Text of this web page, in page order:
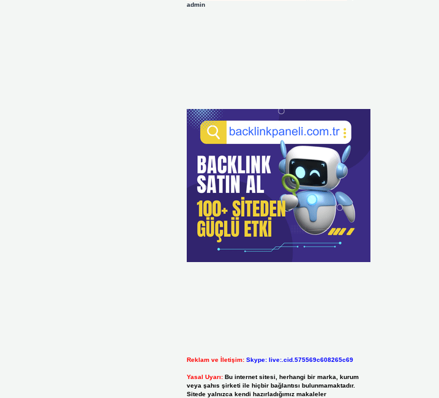
admin
Reklam ve İletişim: Skype: live:.cid.575569c608265c69
Yasal Uyarı: Bu internet sitesi, herhangi bir marka, kurum
veya şahıs şirketi ile hiçbir bağlantısı bulunmamaktadır.
Sitede yalnızca kendi hazırladığımız makaleler